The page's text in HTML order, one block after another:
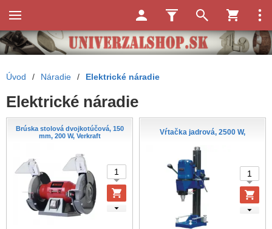
Úvod / Náradie / Elektrické náradie
Elektrické náradie
Brúska stolová dvojkotúčová, 150
mm, 200 W, Verkraft
Vŕtačka jadrová, 2500 W,